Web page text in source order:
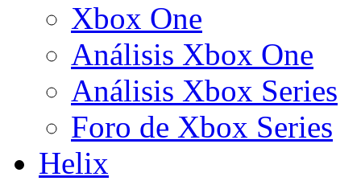
Xbox One
Análisis Xbox One
Análisis Xbox Series
Foro de Xbox Series
Helix